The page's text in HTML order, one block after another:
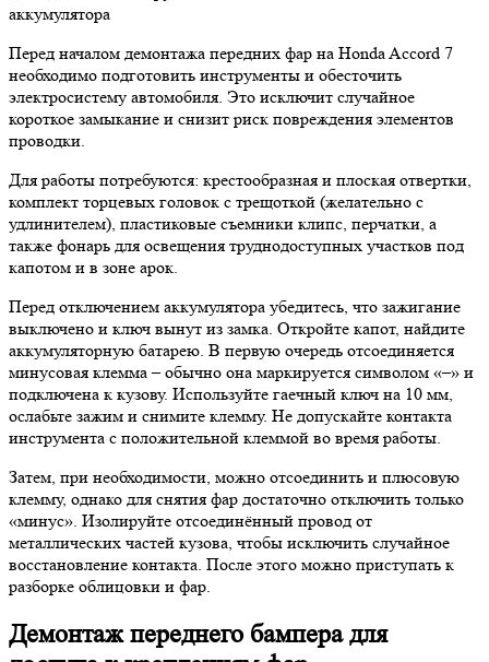
Перед началом демонтажа передних фар на Honda Accord 7
необходимо подготовить инструменты и обесточить
электросистему автомобиля. Это исключит случайное
короткое замыкание и снизит риск повреждения элементов
проводки.
Для работы потребуются: крестообразная и плоская отвертки,
комплект торцевых головок с трещоткой (желательно с
удлинителем), пластиковые съемники клипс, перчатки, а
также фонарь для освещения труднодоступных участков под
капотом и в зоне арок.
Перед отключением аккумулятора убедитесь, что зажигание
выключено и ключ вынут из замка. Откройте капот, найдите
аккумуляторную батарею. В первую очередь отсоединяется
минусовая клемма – обычно она маркируется символом «–» и
подключена к кузову. Используйте гаечный ключ на 10 мм,
ослабьте зажим и снимите клемму. Не допускайте контакта
инструмента с положительной клеммой во время работы.
Затем, при необходимости, можно отсоединить и плюсовую
клемму, однако для снятия фар достаточно отключить только
«минус». Изолируйте отсоединённый провод от
металлических частей кузова, чтобы исключить случайное
восстановление контакта. После этого можно приступать к
разборке облицовки и фар.
Демонтаж переднего бампера для